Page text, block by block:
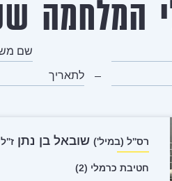
שם משפחה
לתאריך
רס"ל (במיל') שובאל בן נתן ז"ל
חטיבת כרמלי (2)